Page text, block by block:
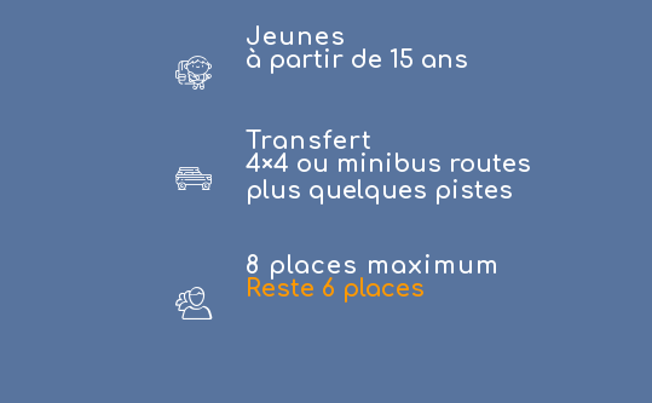
Jeunes
à partir de 15 ans
Transfert
4×4 ou minibus routes
plus quelques pistes
8 places maximum
Reste 6 places